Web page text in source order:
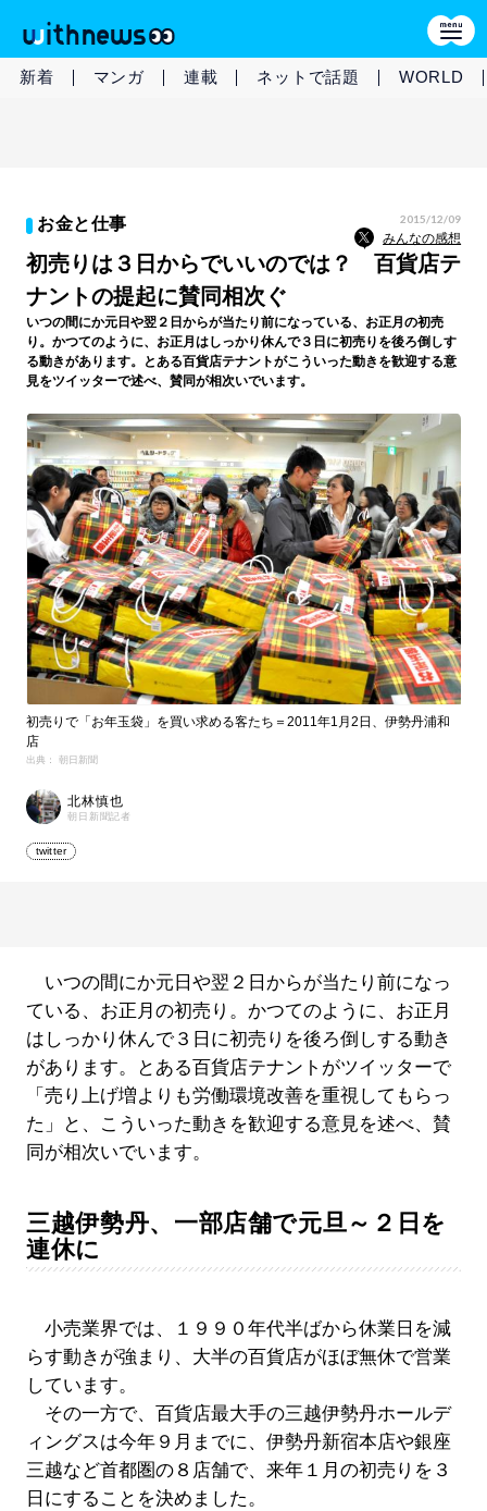
新着 マンガ 連載 ネットで話題 WORLD
お金と仕事 2015/12/09
みんなの感想
初売りは３日からでいいのでは？ 百貨店テ
ナントの提起に賛同相次ぐ
いつの間にか元日や翌２日からが当たり前になっている、お正月の初売
り。かつてのように、お正月はしっかり休んで３日に初売りを後ろ倒しす
る動きがあります。とある百貨店テナントがこういった動きを歓迎する意
見をツイッターで述べ、賛同が相次いでいます。
初売りで「お年玉袋」を買い求める客たち＝2011年1月2日、伊勢丹浦和
店
出典： 朝日新聞
北林慎也
朝日新聞記者
twitter
いつの間にか元日や翌２日からが当たり前になっ
ている、お正月の初売り。かつてのように、お正月
はしっかり休んで３日に初売りを後ろ倒しする動き
があります。とある百貨店テナントがツイッターで
「売り上げ増よりも労働環境改善を重視してもらっ
た」と、こういった動きを歓迎する意見を述べ、賛
同が相次いでいます。
三越伊勢丹、一部店舗で元旦～２日を
連休に
小売業界では、１９９０年代半ばから休業日を減
らす動きが強まり、大半の百貨店がほぼ無休で営業
しています。
その一方で、百貨店最大手の三越伊勢丹ホールデ
ィングスは今年９月までに、伊勢丹新宿本店や銀座
三越など首都圏の８店舗で、来年１月の初売りを３
日にすることを決めました。